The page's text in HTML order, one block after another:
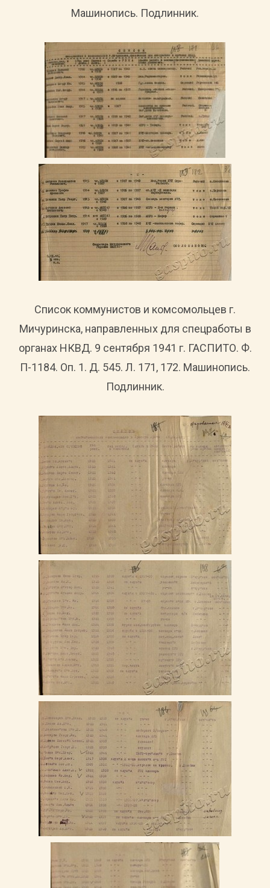
Машинопись. Подлинник.
Список коммунистов и комсомольцев г.
Мичуринска, направленных для спецработы в
органах НКВД. 9 сентября 1941 г. ГАСПИТО. Ф.
П-1184. Оп. 1. Д. 545. Л. 171, 172. Машинопись.
Подлинник.